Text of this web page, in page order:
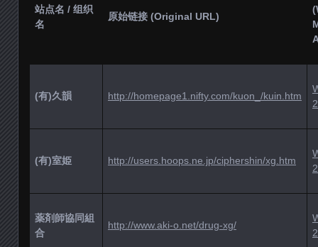
站点名 / 组织
名
原始链接 (Original URL)
(有)久韻 http://homepage1.nifty.com/kuon_/kuin.htm
(有)室姫 http://users.hoops.ne.jp/ciphershin/xg.htm
薬剤師協同組
合
http://www.aki-o.net/drug-xg/